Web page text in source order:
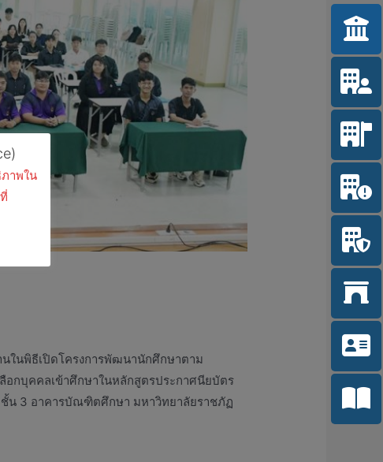
ในพิธีเปิดโครงการพัฒนานักศึกษาตาม
กบุคคลเข้าศึกษาในหลักสูตรประกาศนียบัตร
น 3 อาคารบัณฑิตศึกษา มหาวิทยาลัยราชภัฏ
าพใน